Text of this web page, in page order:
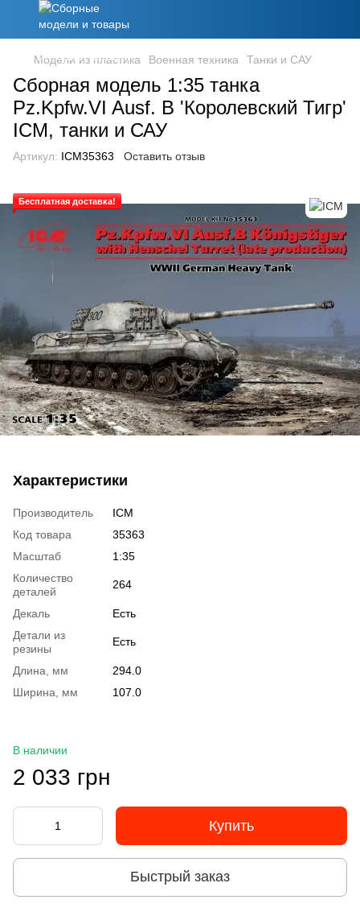
Модели из пластика Военная техника Танки и САУ
Сборная модель 1:35 танка
Pz.Kpfw.VI Ausf. B 'Королевский Тигр'
ICM, танки и САУ
Артикул: ICM35363 Оставить отзыв
Бесплатная доставка!
Характеристики
Производитель
ICM
Код товара
35363
Масштаб
1:35
Количество
деталей
264
Декаль
Есть
Детали из
резины
Есть
Длина, мм
294.0
Ширина, мм
107.0
В наличии
2 033 грн
Купить
Быстрый заказ